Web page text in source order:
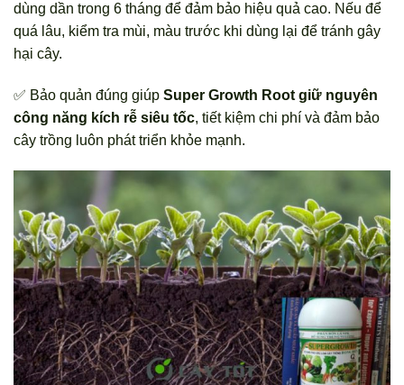
dùng dần trong 6 tháng để đảm bảo hiệu quả cao. Nếu để
quá lâu, kiểm tra mùi, màu trước khi dùng lại để tránh gây
hại cây.
✅ Bảo quản đúng giúp Super Growth Root giữ nguyên
công năng kích rễ siêu tốc, tiết kiệm chi phí và đảm bảo
cây trồng luôn phát triển khỏe mạnh.